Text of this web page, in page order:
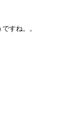
すね。。